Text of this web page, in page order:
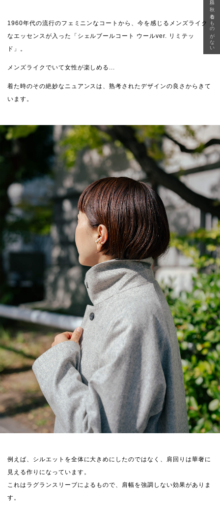
1960年代の流行のフェミニンなコートから、今を感じるメンズライク
なエッセンスが入った「シェルブールコート ウールver. リミテッ
ド」。
メンズライクでいて女性が楽しめる...
着た時のその絶妙なニュアンスは、熟考されたデザインの良さからきて
います。
例えば、シルエットを全体に大きめにしたのではなく、肩回りは華奢に
見える作りになっています。
これはラグランスリーブによるもので、肩幅を強調しない効果がありま
す。
急に秋、着るものがない